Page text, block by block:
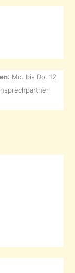
: Mo. bis Do. 12